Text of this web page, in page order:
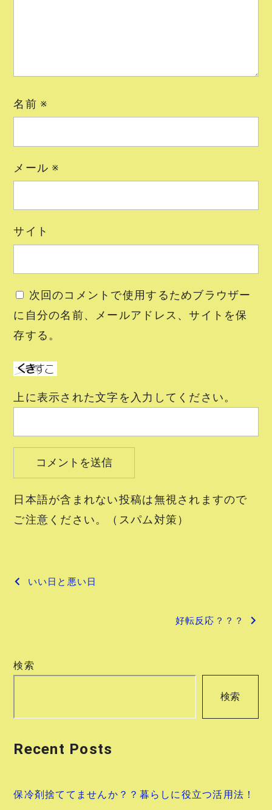
名前 ※
メール ※
サイト
次回のコメントで使用するためブラウザー
に自分の名前、メールアドレス、サイトを保
存する。
上に表示された文字を入力してください。
日本語が含まれない投稿は無視されますので
ご注意ください。（スパム対策）
投
ゲ
ョ
いい日と悪い日
好転反応？？？
検索
検索
Recent Posts
保冷剤捨ててませんか？？暮らしに役立つ活用法！